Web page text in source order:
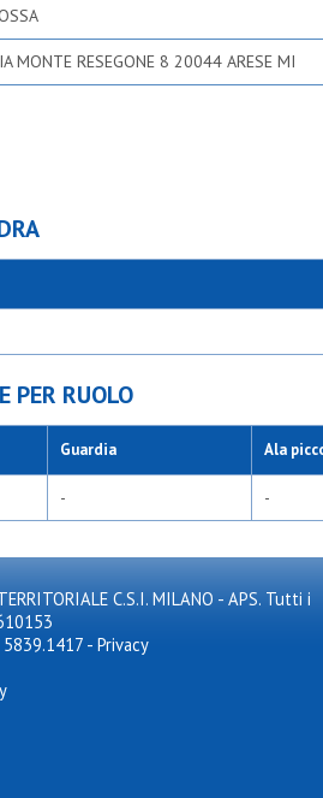
MONTE RESEGONE 8 20044 ARESE MI
PER RUOLO
Guardia Ala
- -
C.S.I. MILANO - APS. Tutti i
- Privacy